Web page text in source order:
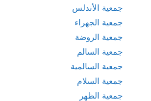
جمعية الأندلس
جمعية الجهراء
جمعية الروضة
جمعية السالم
جمعية السالمية
جمعية السلام
جمعية الظهر